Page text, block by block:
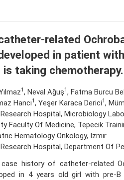
related
in patient
is taking chemotherapy.
1, Neval Ağuş1, Fatma Burcu
Hancı1, Yeşer Karaca Derici1,
Hospital, Microbiology
Faculty Of Medicine, Tepecik
Hematology Onkology, Izmır
Hospital, Department Of
history of catheter-related
in 4 years old girl with pre-